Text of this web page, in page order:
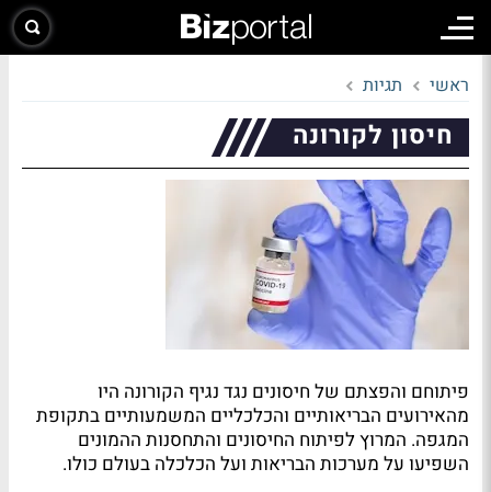
ראשי תגיות
חיסון לקורונה
פיתוחם והפצתם של חיסונים נגד נגיף הקורונה היו
מהאירועים הבריאותיים והכלכליים המשמעותיים בתקופת
המגפה. המרוץ לפיתוח החיסונים והתחסנות ההמונים
השפיעו על מערכות הבריאות ועל הכלכלה בעולם כולו.